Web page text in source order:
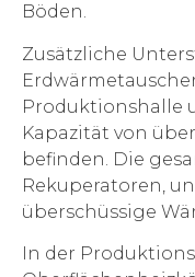
Böden.
Zusätzliche
Produktionshalle
Kapazität von
befinden. Die
Rekuperatoren,
überschüssige
In der